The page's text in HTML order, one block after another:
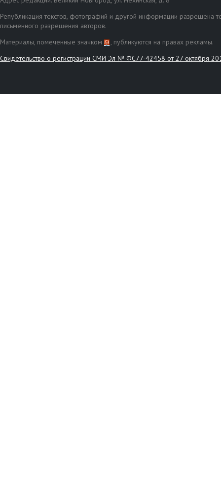
Републикация текстов, фотографий и другой информации разрешена
письменного разрешения авторов.
Материалы, помеченные значком
, публикуются на правах рекламы.
Свидетельство о регистрации СМИ Эл № ФС77-42458 от 27 октября